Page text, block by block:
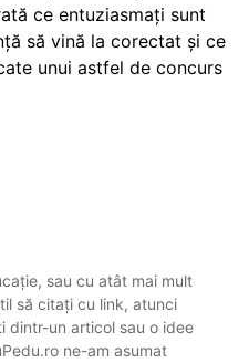
ce entuziasmați sunt
să vină la corectat și ce
unui astfel de concurs
sau cu atât mai mult
să citați cu link, atunci
dintr-un articol sau o idee
ne-am asumat